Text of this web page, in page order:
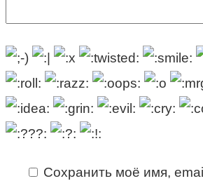
Сохранить моё имя,